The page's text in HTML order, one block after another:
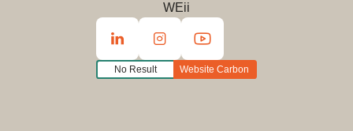
WEii
No Result Website Carbon